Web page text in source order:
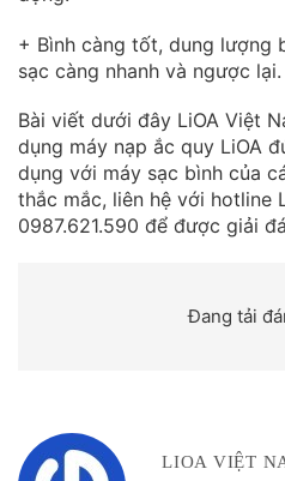
+ Bình càng tốt, dung lượng
sạc càng nhanh và ngược lại.
Bài viết dưới đây LiOA Việt
dụng máy nạp ắc quy LiOA
dụng với máy sạc bình của
thắc mắc, liên hệ với hotline
0987.621.590 để được giải
Đang tải
LIOA VIỆT